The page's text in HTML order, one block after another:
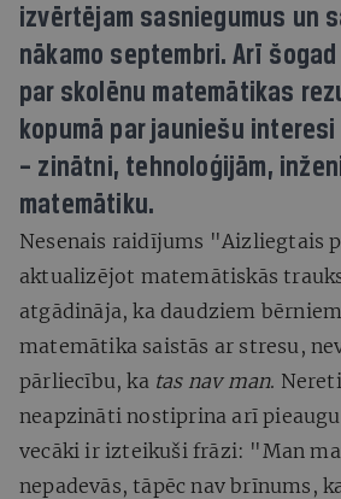
izvērtējam sasniegumus un
nākamo septembri. Arī
par skolēnu matemātikas
kopumā par jauniešu interesi
– zinātni, tehnoloģijām,
matemātiku.
Nesenais raidījums "Aizliegtais
aktualizējot matemātiskās
atgādināja, ka daudziem
matemātika saistās ar stresu,
pārliecību, ka tas nav man.
neapzināti nostiprina arī
vecāki ir izteikuši frāzi: "Man
nepadevās, tāpēc nav brīnums,